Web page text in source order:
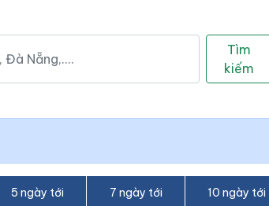
Tìm
kiếm
5 ngày tới 7 ngày tới 10 ngày tới